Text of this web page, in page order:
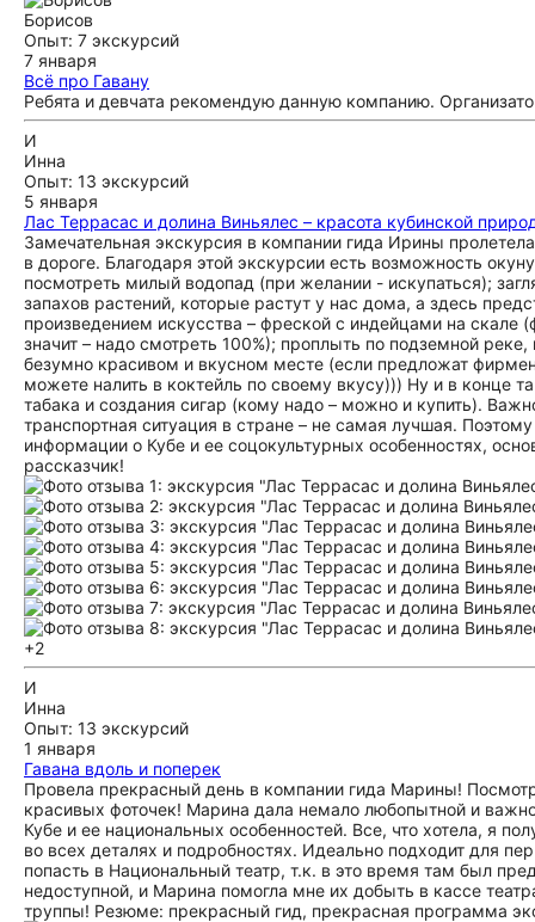
Борисов
Опыт: 7 экскурсий
7 января
Всё про Гавану
Ребята и девчата рекомендую данную компанию.
И
Инна
Опыт: 13 экскурсий
5 января
Лас Террасас и долина Виньялес – красота кубинской
Замечательная экскурсия в компании гида Ирины
в дороге. Благодаря этой экскурсии есть возможность
посмотреть милый водопад (при желании - искупаться);
запахов растений, которые растут у нас дома, а здесь
произведением искусства – фреской с индейцами на
значит – надо смотреть 100%); проплыть по подземной
безумно красивом и вкусном месте (если предложат
можете налить в коктейль по своему вкусу))) Ну и в конце
табака и создания сигар (кому надо – можно и купить).
транспортная ситуация в стране – не самая лучшая.
информации о Кубе и ее соцокультурных особенностях,
рассказчик!
+2
И
Инна
Опыт: 13 экскурсий
1 января
Гавана вдоль и поперек
Провела прекрасный день в компании гида Марины!
красивых фоточек! Марина дала немало любопытной и
Кубе и ее национальных особенностей. Все, что хотела, я
во всех деталях и подробностях. Идеально подходит для
попасть в Национальный театр, т.к. в это время там был
недоступной, и Марина помогла мне их добыть в кассе
труппы! Резюме: прекрасный гид, прекрасная программа